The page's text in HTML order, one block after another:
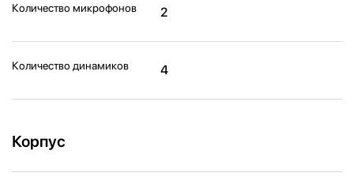
Количество микрофонов 2
Количество динамиков 4
Корпус